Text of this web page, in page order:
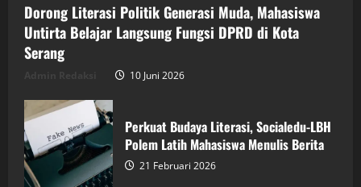
Dorong Literasi Politik Generasi Muda, Mahasiswa
Untirta Belajar Langsung Fungsi DPRD di Kota
Serang
10 Juni 2026
Perkuat Budaya Literasi, Socialedu-LBH
Polem Latih Mahasiswa Menulis Berita
21 Februari 2026